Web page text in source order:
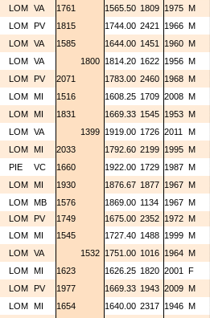
LOM VA 1761 1565.50 1809 1975 M
LOM PV 1815 1744.00 2421 1966 M
LOM VA 1585 1644.00 1451 1960 M
LOM VA 1800 1814.20 1622 1956 M
LOM PV 2071 1783.00 2460 1968 M
LOM MI 1516 1608.25 1709 2008 M
LOM MI 1831 1669.33 1545 1953 M
LOM VA 1399 1919.00 1726 2011 M
LOM MI 2033 1792.60 2199 1995 M
PIE VC 1660 1922.00 1729 1987 M
LOM MI 1930 1876.67 1877 1967 M
LOM MB 1576 1869.00 1134 1967 M
LOM PV 1749 1675.00 2352 1972 M
LOM MI 1545 1727.40 1488 1999 M
LOM VA 1532 1751.00 1016 1964 M
LOM MI 1623 1626.25 1820 2001 F
LOM PV 1977 1669.33 1943 2009 M
LOM MI 1654 1640.00 2317 1946 M